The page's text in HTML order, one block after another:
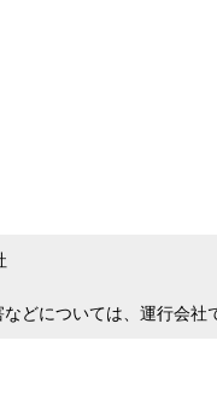
どについては、運行会